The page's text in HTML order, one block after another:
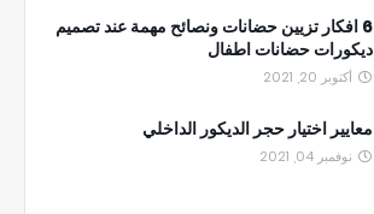
6 افكار تزيين حضانات ونصائح مهمة عند تصميم
ديكورات حضانات اطفال
أكتوبر 20, 2021
معايير اختيار حجر الديكور الداخلي
نوفمبر 04, 2021